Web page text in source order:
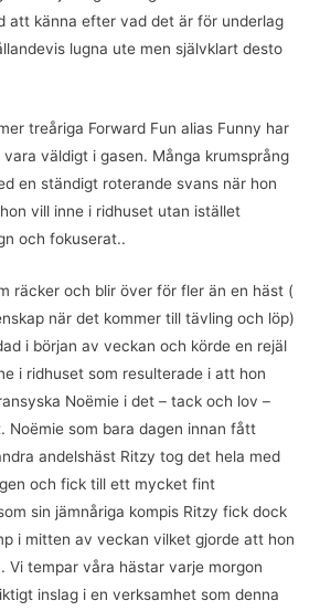
att känna efter vad det är för underlag
lugna ute men självklart desto
treåriga Forward Fun alias Funny har
väldigt i gasen. Många krumsprång
en ständigt roterande svans när hon
vill inne i ridhuset utan istället
och fokuserat..
räcker och blir över för fler än en häst (
när det kommer till tävling och löp)
i början av veckan och körde en rejäl
i ridhuset som resulterade i att hon
Noëmie i det – tack och lov –
Noëmie som bara dagen innan fått
andelshäst Ritzy tog det hela med
och fick till ett mycket fint
sin jämnåriga kompis Ritzy fick dock
i mitten av veckan vilket gjorde att hon
Vi tempar våra hästar varje morgon
inslag i en verksamhet som denna